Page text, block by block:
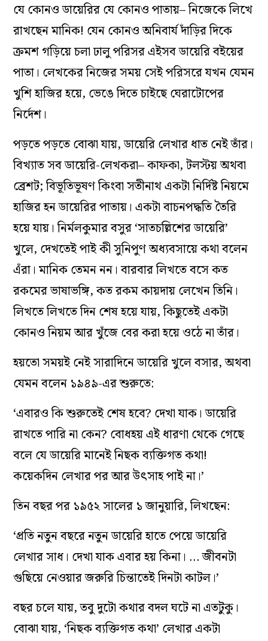
যে কোনও ডায়েরির যে কোনও পাতায়– নিজেকে লিখে
রাখছেন মানিক! যেন কোনও অনিবার্য দাঁড়ির দিকে
ক্রমশ গড়িয়ে চলা ঢালু পরিসর এইসব ডায়েরি বইয়ের
পাতা। লেখকের নিজের সময় সেই পরিসরে যখন যেমন
খুশি হাজির হয়ে, ভেঙে দিতে চাইছে ঘেরাটোপের
নির্দেশ।
পড়তে পড়তে বোঝা যায়, ডায়েরি লেখার ধাত নেই তাঁর।
বিখ‌্যাত সব ডায়েরি-লেখকরা– কাফকা, টলস্টয় অথবা
ব্রেশট; বিভূতিভূষণ কিংবা সতীনাথ একটা নির্দিষ্ট নিয়মে
হাজির হন ডায়েরির পাতায়। একটা বাচনপদ্ধতি তৈরি
হয়ে যায়। নির্মলকুমার বসুর ‘সাতচল্লিশের ডায়েরি’
খুলে, দেখতেই পাই কী সুনিপুণ অধ‌্যবসায়ে কথা বলেন
এঁরা। মানিক তেমন নন। বারবার লিখতে বসে কত
রকমের ভাষাভঙ্গি, কত রকম কায়দায় লেখেন তিনি।
লিখতে লিখতে দিন শেষ হয়ে যায়, কিছুতেই একটা
কোনও নিয়ম আর খুঁজে বের করা হয়ে ওঠে না তাঁর।
হয়তো সময়ই নেই সারাদিনে ডায়েরি খুলে বসার, অথবা
যেমন বলেন ১৯৪৯-এর শুরুতে:
‘এবারও কি শুরুতেই শেষ হবে? দেখা যাক। ডায়েরি
রাখতে পারি না কেন? বোধহয় এই ধারণা থেকে গেছে
বলে যে ডায়েরি মানেই নিছক ব‌্যক্তিগত কথা!
কয়েকদিন লেখার পর আর উৎসাহ পাই না।’
তিন বছর পর ১৯৫২ সালের ১ জানুয়ারি, লিখছেন:
‘প্রতি নতুন বছরে নতুন ডায়েরি হাতে পেয়ে ডায়েরি
লেখার সাধ। দেখা যাক এবার হয় কিনা। … জীবনটা
গুছিয়ে নেওয়ার জরুরি চিন্তাতেই দিনটা কাটল।’
বছর চলে যায়, তবু দুটো কথার বদল ঘটে না এতটুকু।
বোঝা যায়, ‘নিছক ব‌্যক্তিগত কথা’ লেখার একটা